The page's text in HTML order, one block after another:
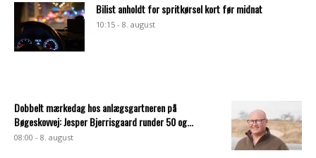
Bilist anholdt for spritkørsel kort før midnat
10:15 - 8. august
Dobbelt mærkedag hos anlægsgartneren på
Bøgeskovvej: Jesper Bjerrisgaard runder 50 og...
08:00 - 8. august